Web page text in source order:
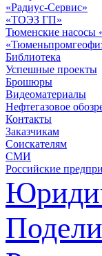
«Радиус-Сервис»
«ТОЭЗ ГП»
Тюменские
Библиотека
Успешные проекты
Брошюры
Видеоматериалы
Нефтегазовое
Контакты
Заказчикам
Соискателям
СМИ
Российские